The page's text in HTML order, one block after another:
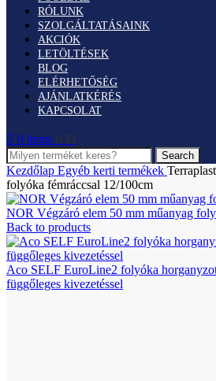
RÓLUNK
SZOLGÁLTATÁSAINK
AKCIÓK
LETÖLTÉSEK
BLOG
ELÉRHETŐSÉG
AJÁNLATKÉRÉS
KAPCSOLAT
0 items 0 Ft
Search
Kezdőlap Egyéb kerti termékek
folyóka fémráccsal 12/100cm
NOR Végzáró elem 50 mm műanyag
Back to products
Aco SELF EuroLine2 folyóka
függőleges kivezetéssel